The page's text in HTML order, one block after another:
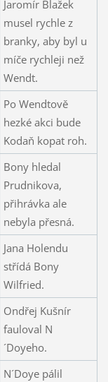
Jaromír Blažek
musel rychle z
branky, aby byl u
míče rychleji než
Wendt.
Po Wendtově
hezké akci bude
Kodaň kopat roh.
Bony hledal
Prudnikova,
přihrávka ale
nebyla přesná.
Jana Holendu
střídá Bony
Wilfried.
Ondřej Kušnír
fauloval N
´Doyeho.
N´Doye pálil